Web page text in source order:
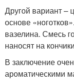
Другой вариант –
основе
вазелина. Смесь
наносят на
В заключение
ароматическими